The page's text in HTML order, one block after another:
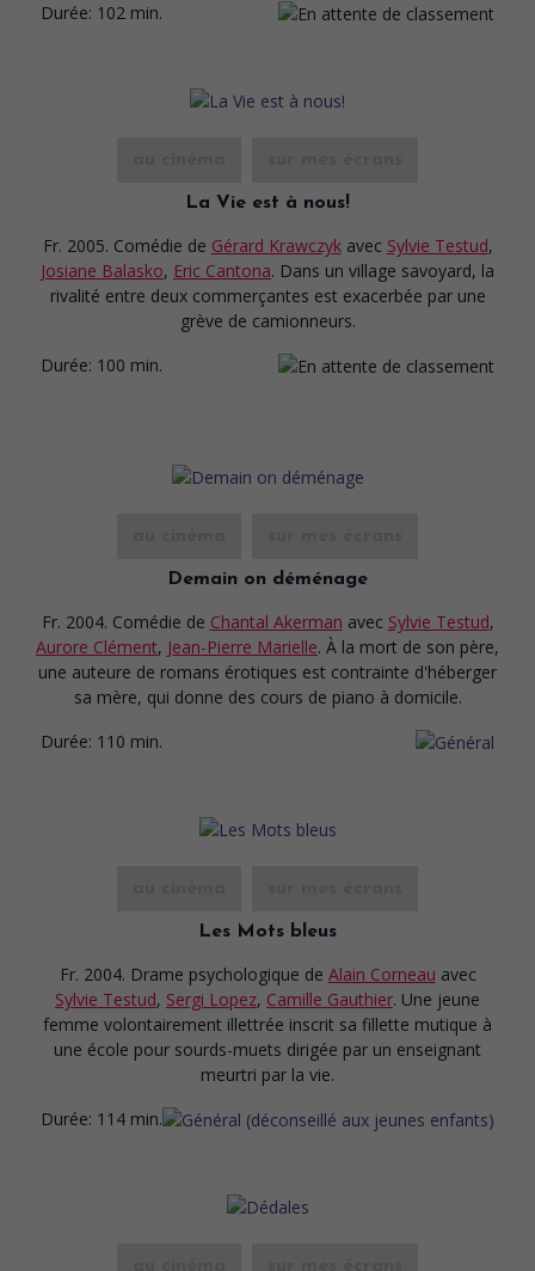
Durée: 102 min.
La Vie est à nous!
Fr. 2005. Comédie de Gérard Krawczyk avec Sylvie Testud,
Josiane Balasko, Eric Cantona. Dans un village savoyard, la
rivalité entre deux commerçantes est exacerbée par une
grève de camionneurs.
Durée: 100 min.
Demain on déménage
Fr. 2004. Comédie de Chantal Akerman avec Sylvie Testud,
Aurore Clément, Jean-Pierre Marielle. À la mort de son père,
une auteure de romans érotiques est contrainte d'héberger
sa mère, qui donne des cours de piano à domicile.
Durée: 110 min.
Les Mots bleus
Fr. 2004. Drame psychologique de Alain Corneau avec
Sylvie Testud, Sergi Lopez, Camille Gauthier. Une jeune
femme volontairement illettrée inscrit sa fillette mutique à
une école pour sourds-muets dirigée par un enseignant
meurtri par la vie.
Durée: 114 min.